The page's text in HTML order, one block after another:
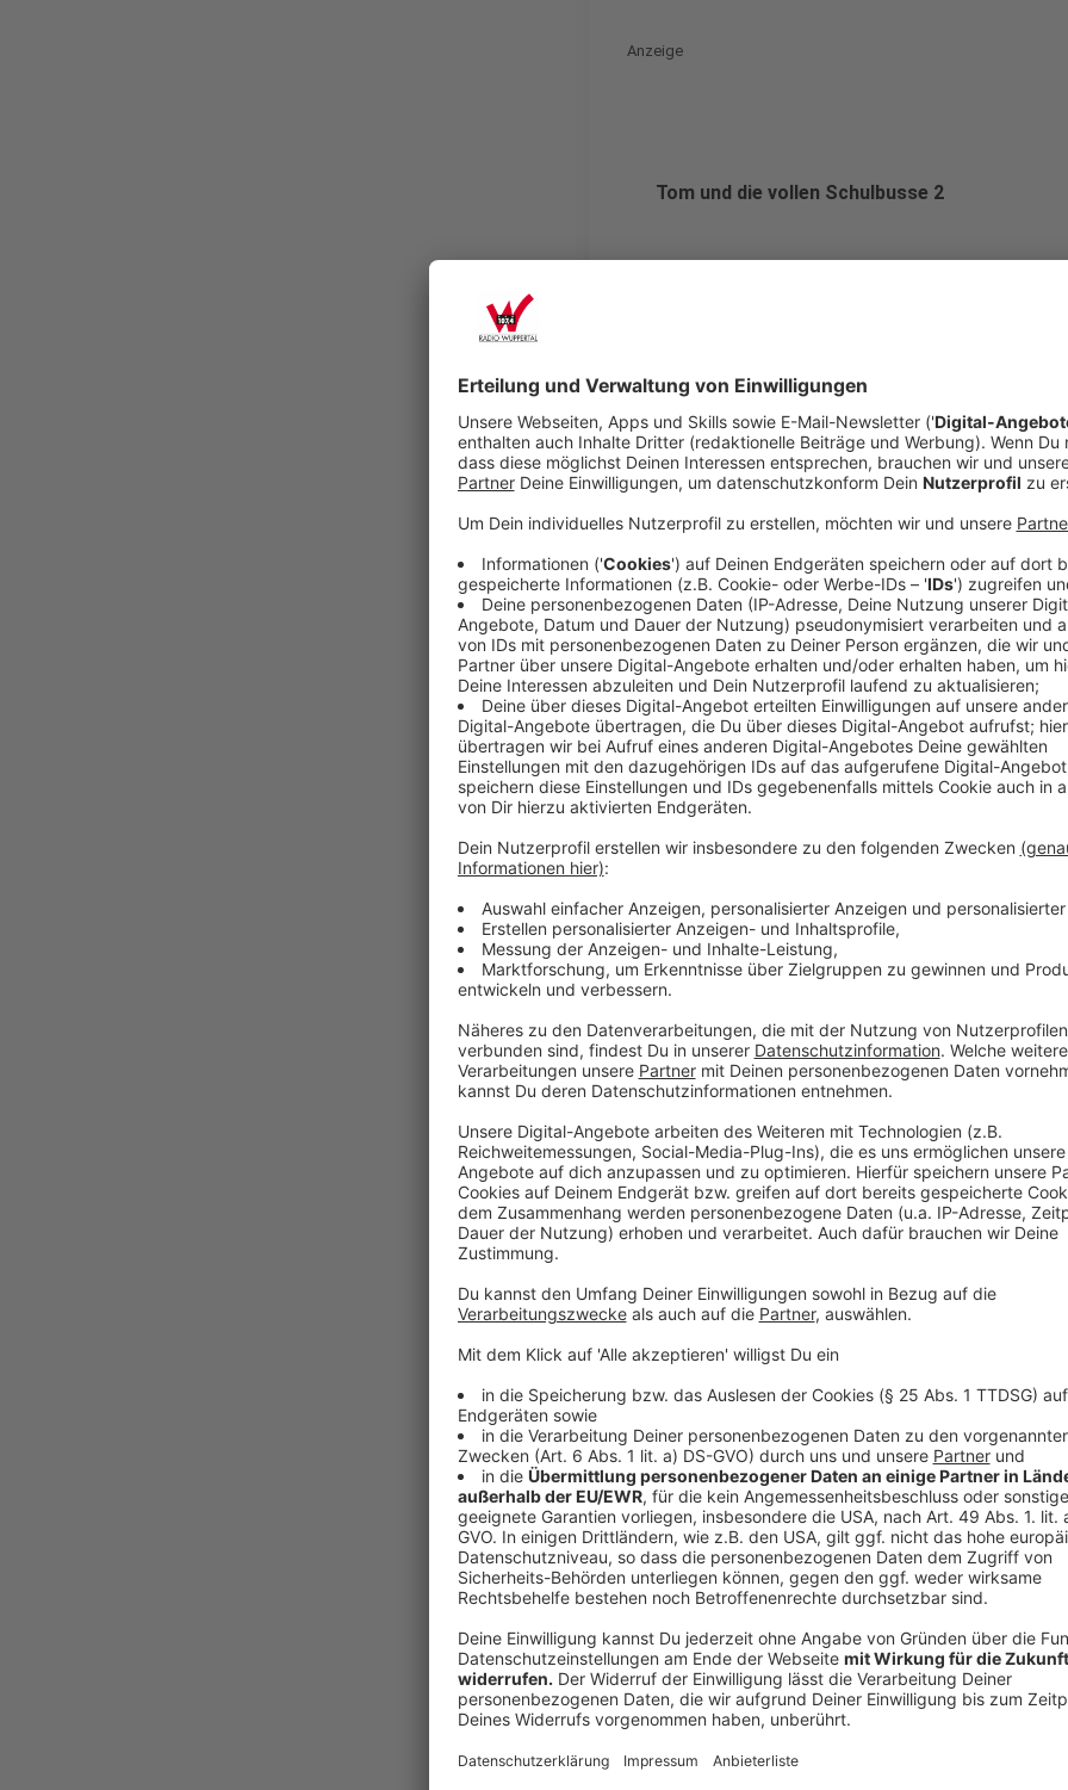
Anzeige
Tom und die vollen Schulbusse 2
Tom und die vollen Schulbusse 1
Tom und die Essensrituale
Anzeige
Tom erzählt vom Kurztrip nach Hamburg
Anzeige
Tom erzählt aus dem Urlaub an der Ostsee
Anzeige
Tom und sein erstes eigenes Handy
Anzeige
Tom spendet für Kindertal